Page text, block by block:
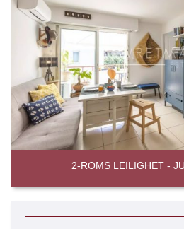
2-ROMS LEILIGHET -